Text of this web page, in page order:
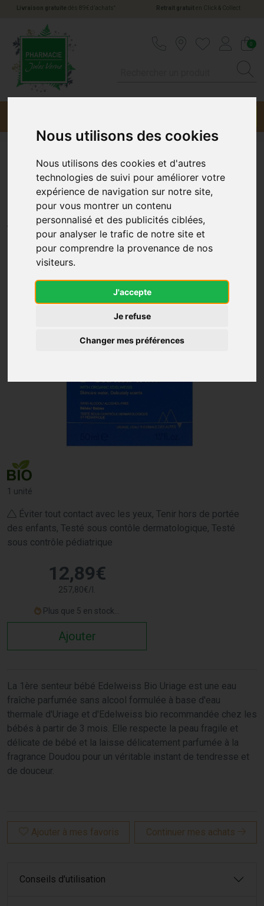
Nous utilisons des cookies
Nous utilisons des cookies et d'autres
technologies de suivi pour améliorer votre
expérience de navigation sur notre site,
pour vous montrer un contenu
personnalisé et des publicités ciblées,
pour analyser le trafic de notre site et
pour comprendre la provenance de nos
visiteurs.
J'accepte
Je refuse
Changer mes préférences
Livraison gratuite dès 89€ d’achats * Retrait gratuiten Click & Collect
0
Uriage Bebe 1Ere Senteur
50Ml
URIAGE
1 unité
Éviter tout contact avec les yeux, Tenir hors de portée
des enfants, Testé sous contôle dermatologique, Testé
sous contrôle pédiatrique
12,89€
257,80€/l.
Plus que 5 en stock...
Ajouter
La 1ère senteur bébé Edelweiss Bio Uriage est une eau
fraîche parfumée sans alcool formulée à base d'eau
thermale d'Uriage et d'Edelweiss bio recommandée chez les
bébés à partir de 3 mois. Elle respecte la peau fragile et
délicate de bébé et la laisse délicatement parfumée à la
fragrance Doudou pour un véritable instant de tendresse et
de douceur.
Ajouter à mes favoris Continuer mes achats
Conseils d'utilisation